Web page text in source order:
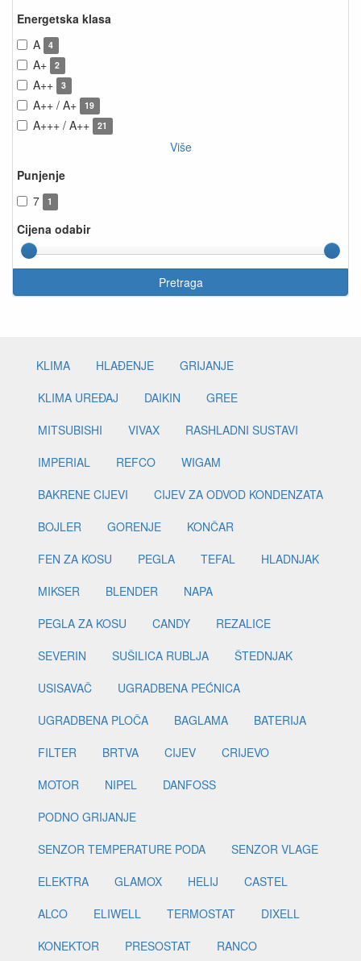
Energetska klasa
A
4
A+ 2
A++ 3
A++ / A+ 19
A+++ / A++ 21
Više
Punjenje
7
1
Cijena odabir
Pretraga
KLIMA HLAĐENJE
GRIJANJE
KLIMA UREĐAJ
DAIKIN
GREE
MITSUBISHI
VIVAX
RASHLADNI SUSTAVI
IMPERIAL
REFCO
WIGAM
BAKRENE CIJEVI
CIJEV ZA ODVOD KONDENZATA
BOJLER
GORENJE
KONČAR
FEN ZA KOSU
PEGLA TEFAL
HLADNJAK
MIKSER
BLENDER
NAPA
PEGLA ZA KOSU
CANDY
REZALICE
SEVERIN
SUŠILICA RUBLJA
ŠTEDNJAK
USISAVAČ
UGRADBENA PEĆNICA
UGRADBENA PLOČA
BAGLAMA
BATERIJA
FILTER
BRTVA CIJEV
CRIJEVO
MOTOR
NIPEL
DANFOSS
PODNO GRIJANJE
SENZOR TEMPERATURE PODA
SENZOR VLAGE
ELEKTRA
GLAMOX HELIJ
CASTEL
ALCO
ELIWELL TERMOSTAT
DIXELL
KONEKTOR
PRESOSTAT
RANCO